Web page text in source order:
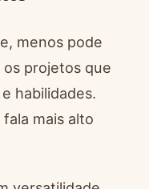
menos pode
os projetos que
habilidades.
mais alto